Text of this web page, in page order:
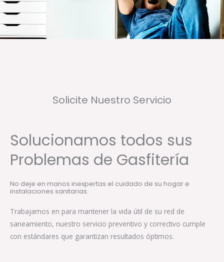
Solicite Nuestro Servicio
Solucionamos todos sus
Problemas de Gasfitería
No deje en manos inexpertas el cuidado de su hogar e
instalaciones sanitarias.
Trabajamos en para mantener la vida útil de su red de
saneamiento, nuestro servicio preventivo y correctivo cumple
con estándares que garantizan resultados óptimos.